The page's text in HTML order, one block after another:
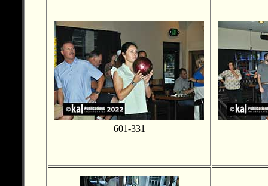
601-331